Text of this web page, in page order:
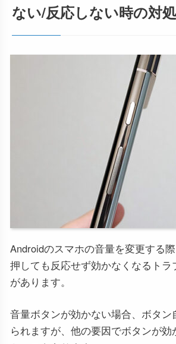
ない/反応しない時の対
Androidのスマホの音量を変更する
押しても反応せず効かなくなるトラ
があります。
音量ボタンが効かない場合、ボタン
られますが、他の要因でボタンが効